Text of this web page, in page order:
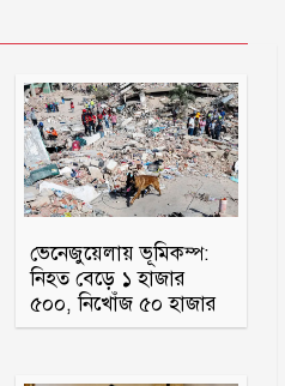
ভেনেজুয়েলায় ভূমিকম্প:
নিহত বেড়ে ১ হাজার
৫০০, নিখোঁজ ৫০ হাজার